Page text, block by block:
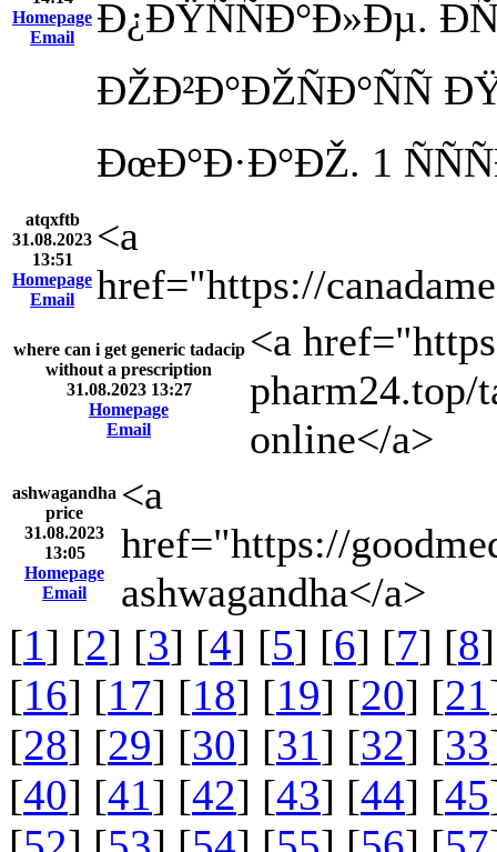
Homepage
Email
Ð¿ÐŸÑÑÐ°Ð»Ðµ.
ÐœÐ°Ð·Ð°ÐŽ. 1
atqxftb
31.08.2023
13:51
Homepage
Email
<a
href="https://
where can i get generic tadacip
without a prescription
31.08.2023 13:27
Homepage
Email
<a
pharm24.top/
online</a>
ashwagandha
price
31.08.2023
13:05
Homepage
Email
<a
href="https://
ashwagandha</a>
[1] [2] [3] [4] [5] [6] [7] [8
[16] [17] [18] [19] [20] [21
[28] [29] [30] [31] [32] [33
[40] [41] [42] [43] [44] [45